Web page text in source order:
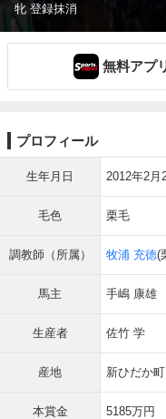
牝 登録抹消
無料アプ
プロフィール
生年月日 2012年2月
毛色 栗毛
調教師（所属） 牧浦 充徳(
馬主 手嶋 康雄
生産者 佐竹 学
産地 新ひだか町
本賞金 5185万円